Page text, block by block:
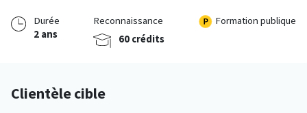
Durée
2 ans
Reconnaissance
60 crédits
Formation publique
Clientèle cible